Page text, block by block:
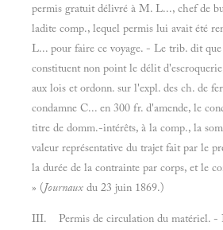
permis gratuit délivré à M. L..., chef de
ladite comp., lequel permis lui avait été
L... pour faire ce voyage. - Le trib. dit
constituent non point le délit
aux lois et ordonn. sur l'expl. des ch. de
condamne C... en 300 fr. d'amende, le
titre de domm.-intérêts, à la comp., la
valeur représentative du trajet fait par le
la durée de la contrainte par corps, et le
» (Journaux du 23 juin 1869.)
III. Permis de circulation du matériel. -